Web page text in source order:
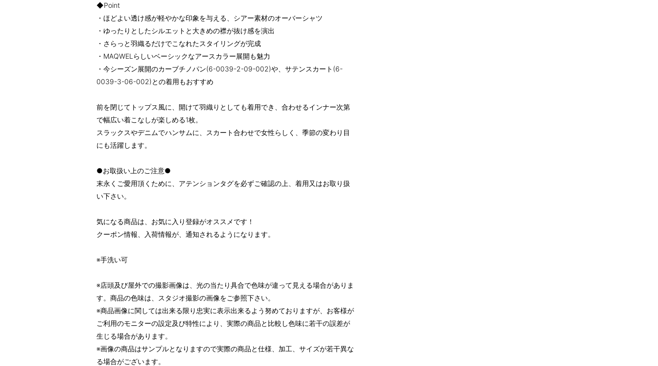
◆Point
・ほどよい透け感が軽やかな印象を与える、シアー素材のオーバーシャツ
・ゆったりとしたシルエットと大きめの襟が抜け感を演出
・さらっと羽織るだけでこなれたスタイリングが完成
・MAQWELらしいベーシックなアースカラー展開も魅力
・今シーズン展開のカーブチノパン(6-0039-2-09-002)や、サテンスカート(6-
0039-3-06-002)との着用もおすすめ
前を閉じてトップス風に、開けて羽織りとしても着用でき、合わせるインナー次第
で幅広い着こなしが楽しめる1枚。
スラックスやデニムでハンサムに、スカート合わせで女性らしく、季節の変わり目
にも活躍します。
●お取扱い上のご注意●
末永くご愛用頂くために、アテンションタグを必ずご確認の上、着用又はお取り扱
い下さい。
気になる商品は、お気に入り登録がオススメです！
クーポン情報、入荷情報が、通知されるようになります。
※手洗い可
※店頭及び屋外での撮影画像は、光の当たり具合で色味が違って見える場合がありま
す。商品の色味は、スタジオ撮影の画像をご参照下さい。
※商品画像に関しては出来る限り忠実に表示出来るよう努めておりますが、お客様が
ご利用のモニターの設定及び特性により、実際の商品と比較し色味に若干の誤差が
生じる場合があります。
※画像の商品はサンプルとなりますので実際の商品と仕様、加工、サイズが若干異な
る場合がございます。